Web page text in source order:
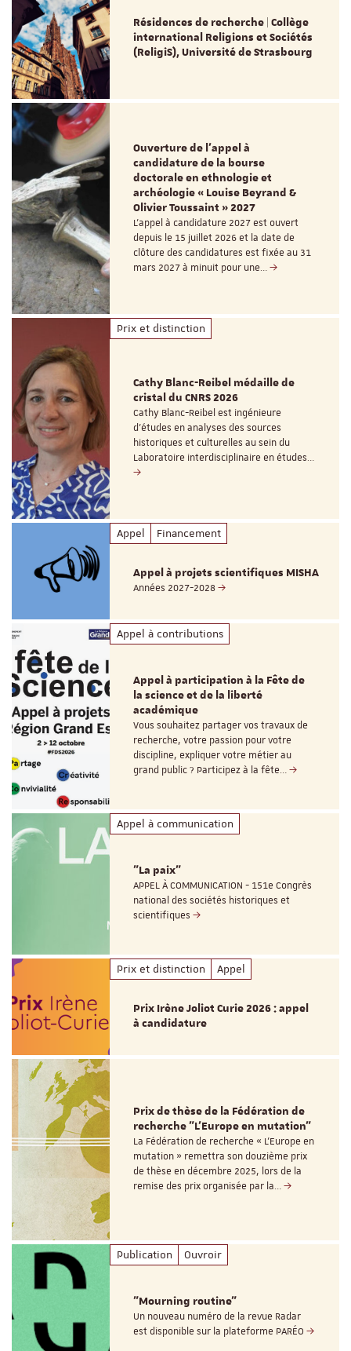
Résidences de recherche | Collège
international Religions et Sociétés
(ReligiS), Université de Strasbourg
Ouverture de l'appel à
candidature de la bourse
doctorale en ethnologie et
archéologie « Louise Beyrand &
Olivier Toussaint » 2027
L’appel à candidature 2027 est ouvert
depuis le 15 juillet 2026 et la date de
clôture des candidatures est fixée au 31
mars 2027 à minuit pour une…
Prix et distinction
Cathy Blanc-Reibel médaille de
cristal du CNRS 2026
Cathy Blanc-Reibel est ingénieure
d’études en analyses des sources
historiques et culturelles au sein du
Laboratoire interdisciplinaire en études…
Appel Financement
Appel à projets scientifiques MISHA
Années 2027-2028
Appel à contributions
Appel à participation à la Fête de
la science et de la liberté
académique
Vous souhaitez partager vos travaux de
recherche, votre passion pour votre
discipline, expliquer votre métier au
grand public ? Participez à la fête…
Appel à communication
"La paix"
APPEL À COMMUNICATION - 151e Congrès
national des sociétés historiques et
scientifiques
Prix et distinction Appel
Prix Irène Joliot Curie 2026 : appel
à candidature
Prix de thèse de la Fédération de
recherche "L’Europe en mutation"
La Fédération de recherche « L’Europe en
mutation » remettra son douzième prix
de thèse en décembre 2025, lors de la
remise des prix organisée par la…
Publication Ouvroir
"Mourning routine"
Un nouveau numéro de la revue Radar
est disponible sur la plateforme PARÉO